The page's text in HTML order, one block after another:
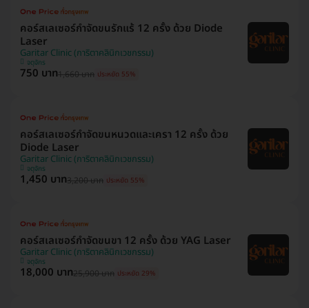
คอร์สเลเซอร์กำจัดขนรักแร้ 12 ครั้ง ด้วย Diode
Laser
Garitar Clinic (การิตาคลินิกเวชกรรม)
จตุจักร
750 บาท1,660 บาท ประหยัด 55%
คอร์สเลเซอร์กำจัดขนหนวดและเครา 12 ครั้ง ด้วย
Diode Laser
Garitar Clinic (การิตาคลินิกเวชกรรม)
จตุจักร
1,450 บาท3,200 บาท ประหยัด 55%
คอร์สเลเซอร์กำจัดขนขา 12 ครั้ง ด้วย YAG Laser
Garitar Clinic (การิตาคลินิกเวชกรรม)
จตุจักร
18,000 บาท25,900 บาท ประหยัด 29%